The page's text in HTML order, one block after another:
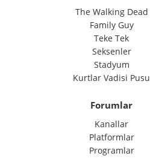
The Walking Dead
Family Guy
Teke Tek
Seksenler
Stadyum
Kurtlar Vadisi Pusu
Forumlar
Kanallar
Platformlar
Programlar